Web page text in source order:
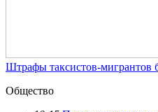
Штрафы таксистов-мигрантов
Общество